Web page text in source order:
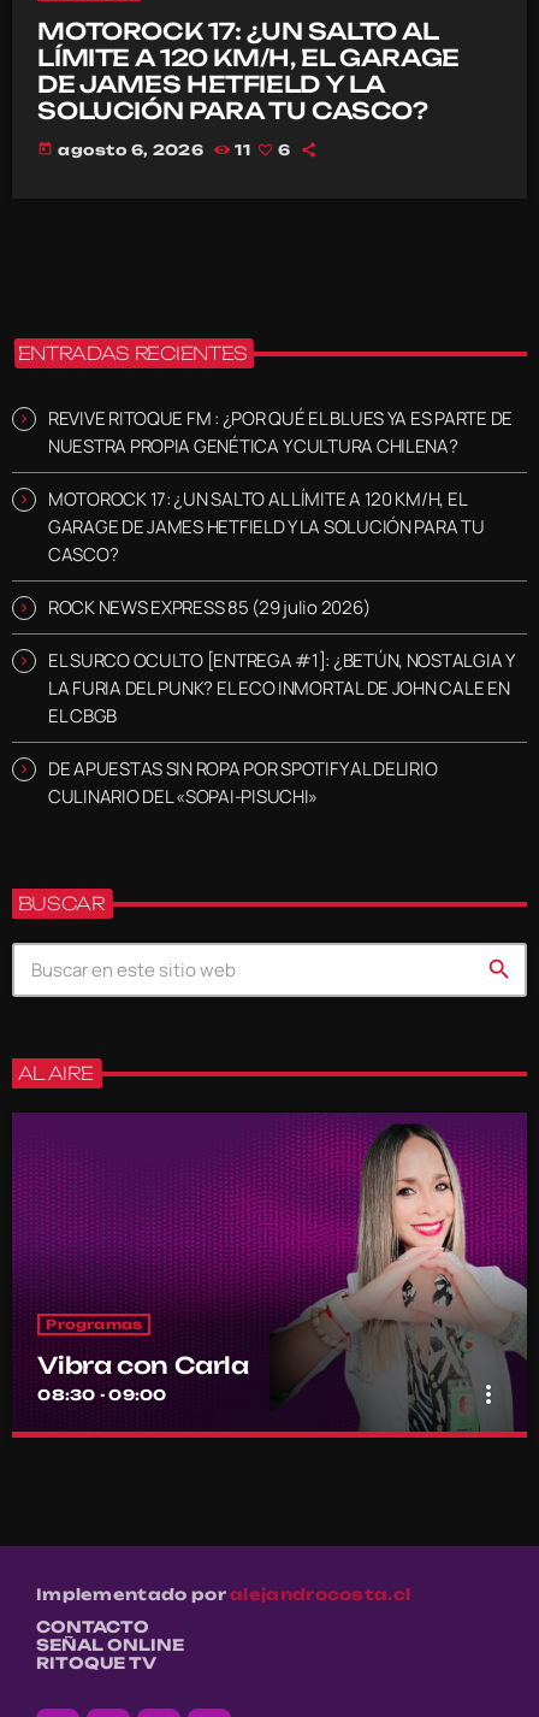
MOTOROCK 17: ¿UN SALTO AL
LÍMITE A 120 KM/H, EL GARAGE
DE JAMES HETFIELD Y LA
SOLUCIÓN PARA TU CASCO?
today agosto 6, 2026 11 6
ENTRADAS RECIENTES
REVIVE RITOQUE FM : ¿POR QUÉ EL BLUES YA ES PARTE DE
NUESTRA PROPIA GENÉTICA Y CULTURA CHILENA?
MOTOROCK 17: ¿UN SALTO AL LÍMITE A 120 KM/H, EL
GARAGE DE JAMES HETFIELD Y LA SOLUCIÓN PARA TU
CASCO?
ROCK NEWS EXPRESS 85 (29 julio 2026)
EL SURCO OCULTO [ENTREGA #1]: ¿BETÚN, NOSTALGIA Y
LA FURIA DEL PUNK? EL ECO INMORTAL DE JOHN CALE EN
EL CBGB
DE APUESTAS SIN ROPA POR SPOTIFY AL DELIRIO
CULINARIO DEL «SOPAI-PISUCHI»
BUSCAR
search
AL AIRE
Programas
Vibra con Carla
08:30 - 09:00 more_vert
Bienestar, conocimiento y buena energía en cada encuentro
Implementado poralejandrocosta.cl
CONTACTO
SEÑAL ONLINE
RITOQUE TV